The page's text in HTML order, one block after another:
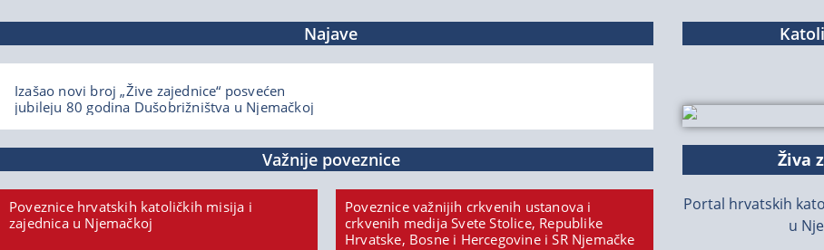
Najave
Izašao novi broj „Žive zajednice“ posvećen
jubileju 80 godina Dušobrižništva u Njemačkoj
Važnije poveznice
Poveznice hrvatskih katoličkih misija i
zajednica u Njemačkoj
Poveznice važnijih crkvenih ustanova i
crkvenih medija Svete Stolice, Republike
Hrvatske, Bosne i Hercegovine i SR Njemačke
Živa
Portal hrvatskih
u